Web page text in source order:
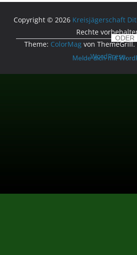
ODER
Melde dich mit
Copyright © 2026 Kreisjägerschaft
Rechte
Theme: ColorMagvon ThemeGrill.
WordPress.